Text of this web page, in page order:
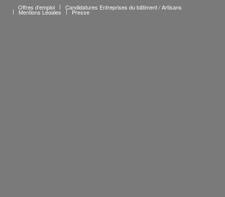
Offres d’emploi Candidatures Entreprises du bâtiment / Artisans
Mentions Légales Presse